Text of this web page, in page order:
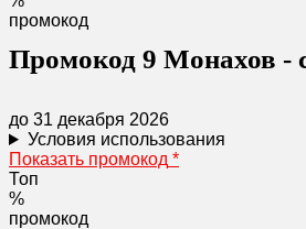
промокод
Промокод 9 Монахов -
до 31 декабря 2026
Условия использования
Показать промокод *
Топ
%
промокод